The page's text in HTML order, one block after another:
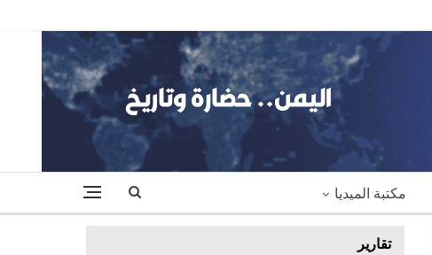
مكتبة الميديا
تقارير